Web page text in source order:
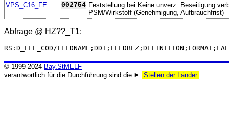
VPS_C16_FE 002754 Feststellung bei Keine unverz. Beseitigung
PSM/Wirkstoff (Genehmigung, Aufbrauchfrist)
Abfrage @ HZ??_T1:
RS:D_ELE_COD/
© 1999-2024 Bay.StMELF
verantwortlich für die Durchführung sind die ⯈
Stellen der Länder